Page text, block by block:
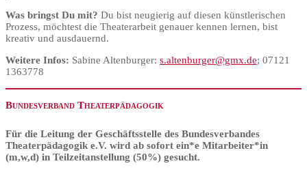
Was bringst Du mit? Du bist neugierig auf diesen künstlerischen
Prozess, möchtest die Theaterarbeit genauer kennen lernen, bist
kreativ und ausdauernd.
Weitere Infos: Sabine Altenburger: s.altenburger@gmx.de; 07121
1363778
Bundesverband Theaterpädagogik
Für die Leitung der Geschäftsstelle des Bundesverbandes
Theaterpädagogik e.V. wird ab sofort ein*e Mitarbeiter*in
(m,w,d) in Teilzeitanstellung (50%) gesucht.